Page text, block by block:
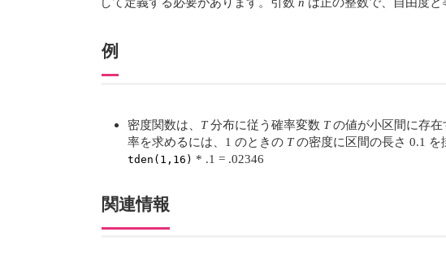
例
密度関数は、 T分布に従う確率変数 Tの値が小区間に存在
率を求めるには、1 のときの Tの密度に区間の長さ 0.1 を
tden(1,16) * .1 = .02346
関連情報